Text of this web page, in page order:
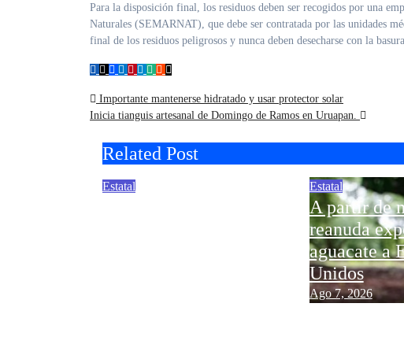
Para la disposición final, los residuos deben ser recogidos por una
Naturales (SEMARNAT), que debe ser contratada por las unidades
final de los residuos peligrosos y nunca deben desecharse con la
Navegación
entradas
Importante mantenerse hidratado y usar protector solar
Inicia tianguis artesanal de Domingo de Ramos en Uruapan.
Related Post
Estatal Estatal
A partir de
reanuda
aguacate a
Unidos
Ago 7, 2026